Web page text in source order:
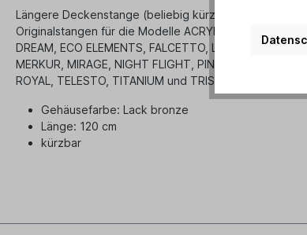
Längere Deckenstange (beliebig kürzbar) zum Tausch
Originalstangen für die Modelle ACRYLIC, BLACK MAGIC,
DREAM, ECO ELEMENTS, FALCETTO, LIBECCIO,
MERKUR, MIRAGE, NIGHT FLIGHT, PINIE, ROSENHOLZ,
ROYAL, TELESTO, TITANIUM und TRISTAR.
Gehäusefarbe: Lack bronze
Länge: 120 cm
kürzbar